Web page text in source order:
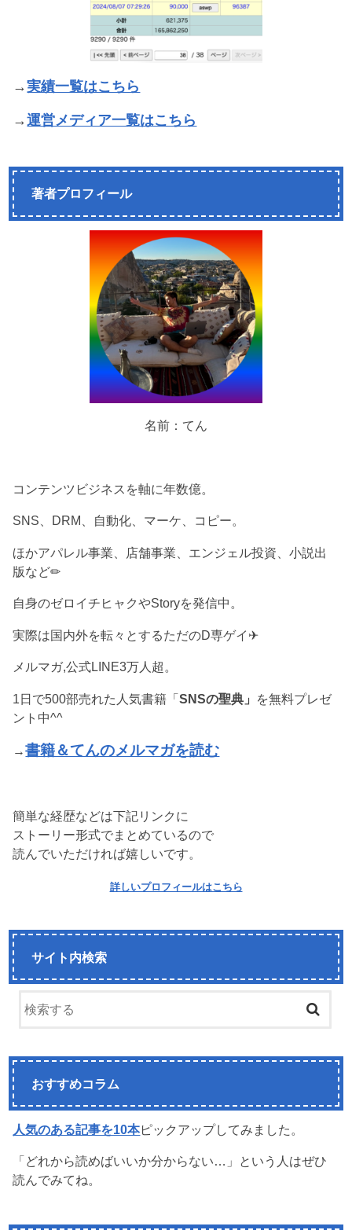
→実績一覧はこちら
→運営メディア一覧はこちら
著者プロフィール
名前：てん
コンテンツビジネスを軸に年数億。
SNS、DRM、自動化、マーケ、コピー。
ほかアパレル事業、店舗事業、エンジェル投資、小説出
版など✏︎
自身のゼロイチヒャクやStoryを発信中。
実際は国内外を転々とするただのD専ゲイ✈︎
メルマガ,公式LINE3万人超。
1日で500部売れた人気書籍「SNSの聖典」 を無料プレゼ
ント中^^
→書籍＆てんのメルマガを読む
簡単な経歴などは下記リンクに
ストーリー形式でまとめているので
読んでいただければ嬉しいです。
詳しいプロフィールはこちら
サイト内検索
おすすめコラム
人気のある記事を10本ピックアップしてみました。
「どれから読めばいいか分からない…」という人はぜひ
読んでみてね。